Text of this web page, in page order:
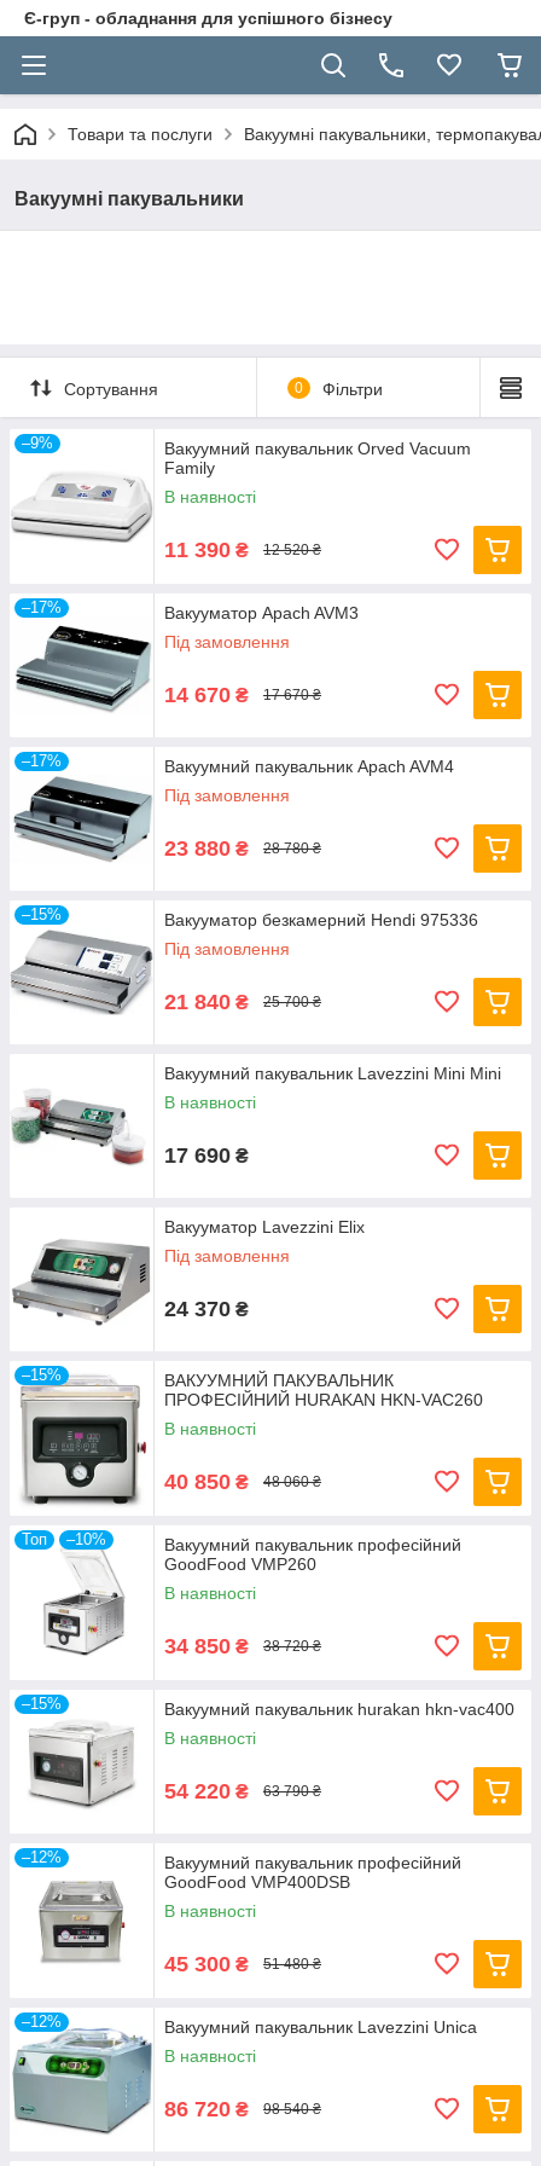
Є-груп - обладнання для успішного бізнесу
Товари та послуги Вакуумні пакувальники,
Вакуумні пакувальники
Сортування 0 Фільтри
–9%
Вакуумний пакувальник Orved Vacuum
Family
В наявності
11 390 ₴ 12 520 ₴
–17%
Вакууматор Apach AVM3
Під замовлення
14 670 ₴ 17 670 ₴
–17%
Вакуумний пакувальник Apach AVM4
Під замовлення
23 880 ₴ 28 780 ₴
–15%
Вакууматор безкамерний Hendi 975336
Під замовлення
21 840 ₴ 25 700 ₴
Вакуумний пакувальник Lavezzini Mini Mini
В наявності
17 690 ₴
Вакууматор Lavezzini Elix
Під замовлення
24 370 ₴
–15%
ВАКУУМНИЙ ПАКУВАЛЬНИК
ПРОФЕСІЙНИЙ HURAKAN HKN-VAC260
В наявності
40 850 ₴ 48 060 ₴
Топ –10%
Вакуумний пакувальник професійний
GoodFood VMP260
В наявності
34 850 ₴ 38 720 ₴
–15%
Вакуумний пакувальник hurakan hkn-vac400
В наявності
54 220 ₴ 63 790 ₴
–12%
Вакуумний пакувальник професійний
GoodFood VMP400DSB
В наявності
45 300 ₴ 51 480 ₴
–12%
Вакуумний пакувальник Lavezzini Unica
В наявності
86 720 ₴ 98 540 ₴